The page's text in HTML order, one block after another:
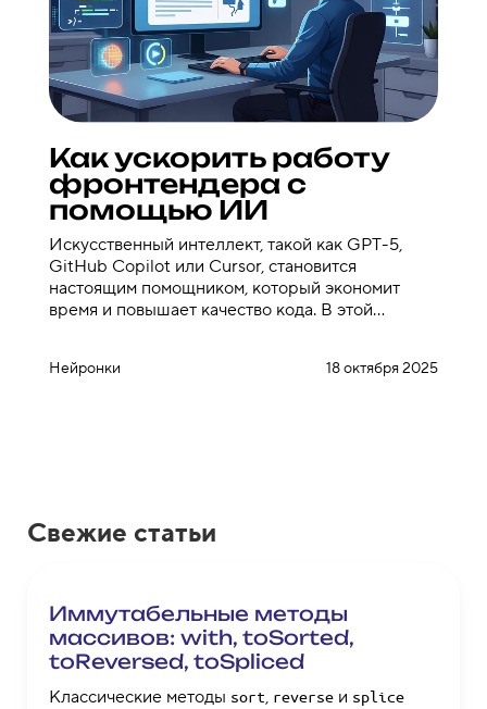
Как ускорить работу
фронтендера с
помощью ИИ
Искусственный интеллект, такой как GPT-5,
GitHub Copilot или Cursor, становится
настоящим помощником, который экономит
время и повышает качество кода. В этой…
Нейронки 18 октября 2025
Свежие статьи
Иммутабельные методы
массивов: with, toSorted,
toReversed, toSpliced
Классические методы sort, reverse и splice